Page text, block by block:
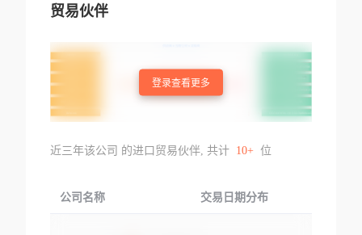
贸易伙伴
登录查看更多
近三年该公司 的进口贸易伙伴, 共计 10+ 位
公司名称 交易日期分布